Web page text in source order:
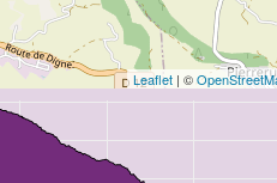
Leaflet| ©